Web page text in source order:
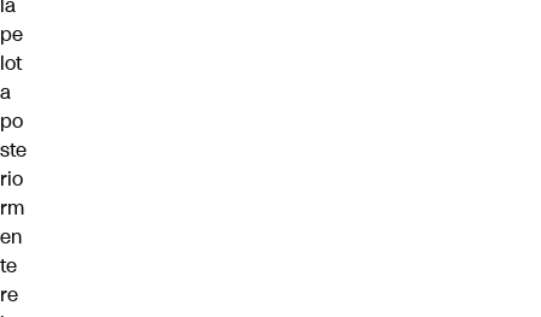
pe
lot
a
po
ste
rio
rm
en
te
re